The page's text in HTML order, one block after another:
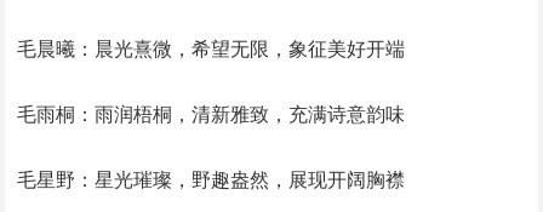
毛晨曦：晨光熹微，希望无限，象征美好开端
毛雨桐：雨润梧桐，清新雅致，充满诗意韵味
毛星野：星光璀璨，野趣盎然，展现开阔胸襟